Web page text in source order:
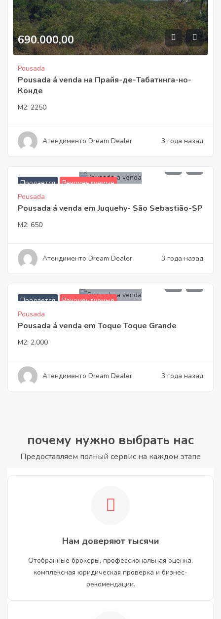
690.000,00
Pousada
Pousada á venda на Прайя-де-Табатинга-но-
Конде
M2: 2250
Атендименто Dream Dealer 3 года назад
Продается Рекомендуемые
6.000.000,00
Pousada
Pousada á venda em Juquehy- São Sebastião-SP
M2: 650
Атендименто Dream Dealer 3 года назад
Продается Рекомендуемые
1.600.000,00
Pousada
Pousada á venda em Toque Toque Grande
M2: 2.000
Атендименто Dream Dealer 3 года назад
почему нужно выбрать нас
Предоставляем полный сервис на каждом этапе
Нам доверяют тысячи
Отобранные брокеры, профессиональная оценка,
комплексная юридическая проверка и бизнес-
рекомендации.